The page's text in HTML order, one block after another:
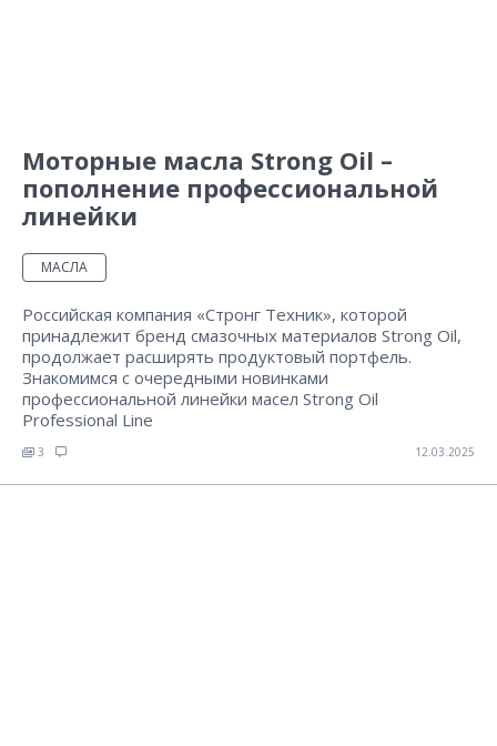
Моторные масла Strong Oil –
пополнение профессиональной
линейки
МАСЛА
Российская компания «Стронг Техник», которой
принадлежит бренд смазочных материалов Strong Oil,
продолжает расширять продуктовый портфель.
Знакомимся с очередными новинками
профессиональной линейки масел Strong Oil
Professional Line
3 12.03.2025